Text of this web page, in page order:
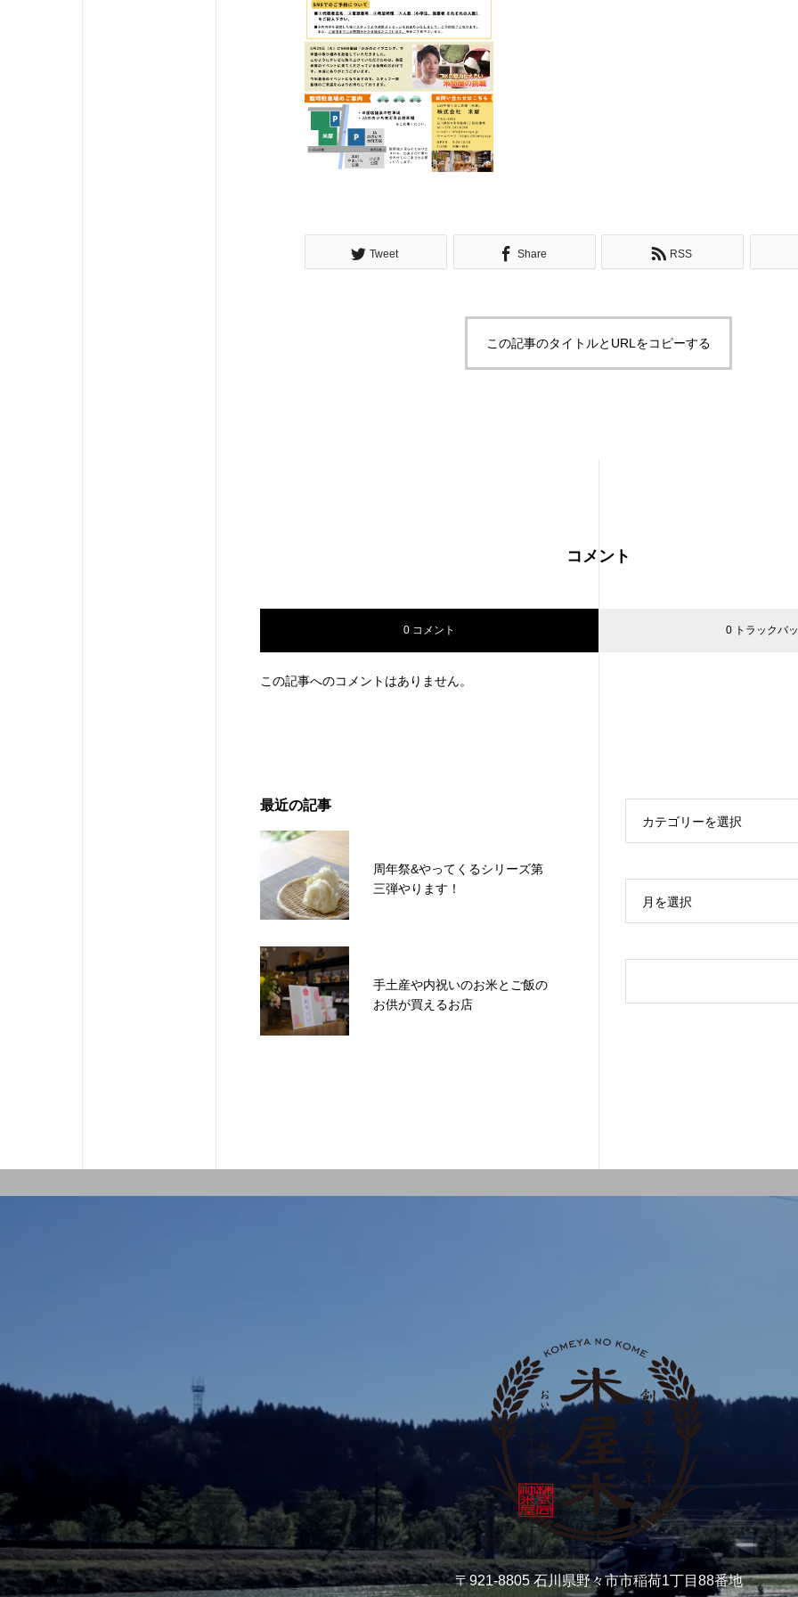
Tweet Share RSS
この記事のタイトルとURLをコピーする
コメント
0 コメント 0 トラックバ
この記事へのコメントはありません。
最近の記事
周年祭&やってくるシリーズ第
三弾やります！
手土産や内祝いのお米とご飯の
お供が買えるお店
カテゴリーを選択
月を選択
〒921-8805 石川県野々市市稲荷1丁目88番地